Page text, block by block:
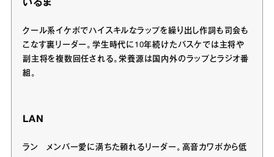
いるま
クール系イケボでハイスキルなラップを繰り出し作詞も司会も
こなす裏リーダー。学生時代に10年続けたバスケでは主将や
副主将を複数回任される。栄養源は国内外のラップとラジオ番
組。
LAN
ラン メンバー愛に満ちた頼れるリーダー。高音カワボから低